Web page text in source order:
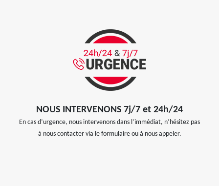
NOUS INTERVENONS 7j/7 et 24h/24
En cas d’urgence, nous intervenons dans l’immédiat, n’hésitez pas
à nous contacter via le formulaire ou à nous appeler.